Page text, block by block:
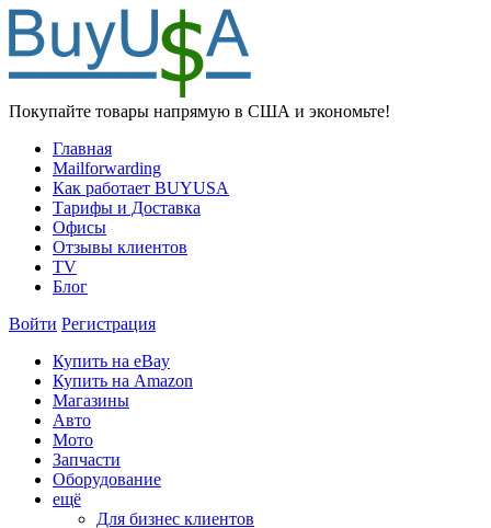
Покупайте товары напрямую в США и экономьте!
Главная
Mailforwarding
Как работает BUYUSA
Тарифы и Доставка
Офисы
Отзывы клиентов
TV
Блог
Войти Регистрация
Купить на eBay
Купить на Amazon
Магазины
Авто
Мото
Запчасти
Оборудование
ещё
Для бизнес клиентов